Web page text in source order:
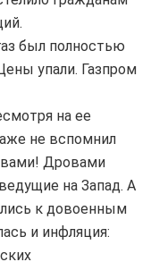
был полностью
упали. Газпром
на ее
не вспомнил
Дровами
на Запад. А
к довоенным
и инфляция: